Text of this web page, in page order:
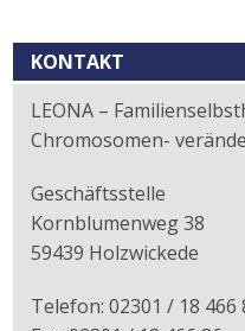
Kontext
KONTAKT
LEONA –
Chromosomen-
Geschäftsstelle
Kornblumenweg 38
59439 Holzwickede
Telefon: 02301 / 18 466